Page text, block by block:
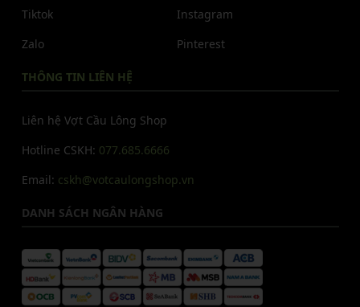
Tiktok
Zalo
Instagram
Pinterest
THÔNG TIN LIÊN HỆ
Liên hệ Vợt Cầu Lông Shop
Hotline CSKH: 077.685.6666
Email: cskh@votcaulongshop.vn
DANH SÁCH NGÂN HÀNG